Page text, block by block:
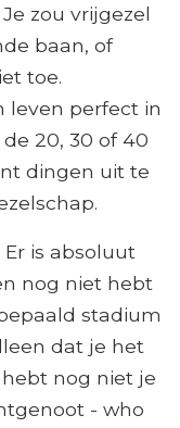
Je zou vrijgezel
baan, of
toe.
leven perfect in
20, 30 of 40
dingen uit te
Er is absoluut
nog niet hebt
stadium
dat je het
nog niet je
- who